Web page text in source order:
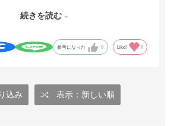
の香りが好きでしたので喜んでいるのではな
さに香りを表しているように思います。
続きを読む
参考になった 0 Like! 0
込み 表示：新しい順